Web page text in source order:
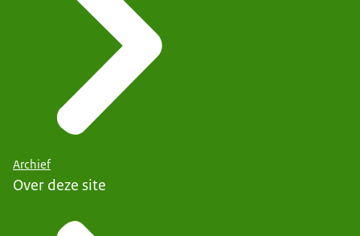
Archief
Over deze site